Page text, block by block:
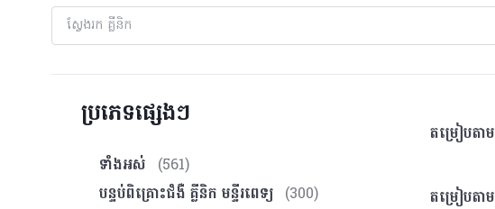
ប្រភេទផ្សេងៗ
ទាំងអស់
(561)
បន្ទប់ពិគ្រោះ​ជំងឺ គ្លីនិក មន្ទីរពេទ្យ (300)
តម្រៀបតាម
តម្រៀបតាម